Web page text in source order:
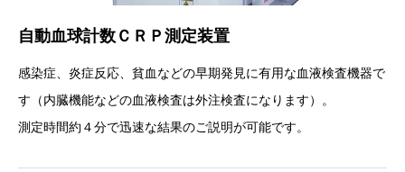
自動血球計数ＣＲＰ測定装置
感染症、炎症反応、貧血などの早期発見に有用な血液検査機器で
す（内臓機能などの血液検査は外注検査になります）。
測定時間約４分で迅速な結果のご説明が可能です。